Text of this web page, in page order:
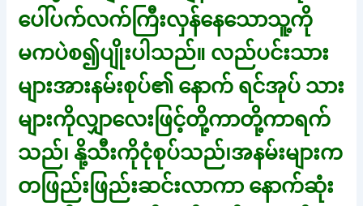
ပေါ်ပက်လက်ကြီးလှန်နေသောသူ့ကို
မကပဲစ၍ပျိုးပါသည်။ လည်ပင်းသား
များအားနမ်းစုပ်၏ နောက် ရင်အုပ် သား
များကိုလျှာလေးဖြင့်တို့ကာတို့ကာရက်
သည်၊ နို့သီးကိုငုံစုပ်သည်၊အနမ်းများက
တဖြည်းဖြည်းဆင်းလာကာ နောက်ဆုံး